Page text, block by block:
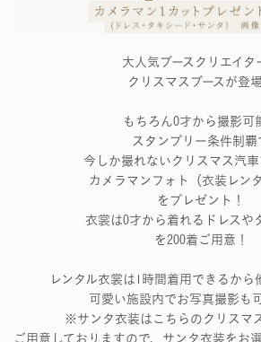
大人気ブースクリエイタ
クリスマスブースが登場
もちろん0才から撮影可
スタンプリー条件制覇
今しか撮れないクリスマス汽車
カメラマンフォト（衣装レン
をプレゼント！
衣裳は0才から着れるドレスや
を200着ご用意！
レンタル衣裳は1時間着用できるから
可愛い施設内でお写真撮影も
※サンタ衣装はこちらのクリスマ
ご用意しておりますので、サンタ衣装をお